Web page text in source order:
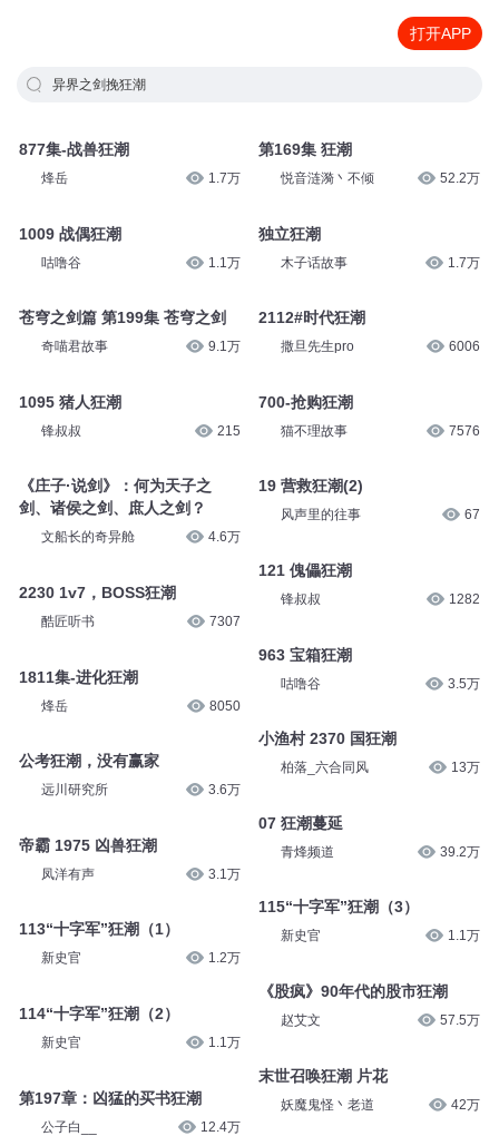
打开APP
异界之剑挽狂潮
877集-战兽狂潮
烽岳 1.7万
1009 战偶狂潮
咕噜谷 1.1万
苍穹之剑篇 第199集 苍穹之剑
奇喵君故事 9.1万
1095 猪人狂潮
锋叔叔 215
《庄子·说剑》：何为天子之
剑、诸侯之剑、庶人之剑？
文船长的奇异舱 4.6万
2230 1v7，BOSS狂潮
酷匠听书 7307
1811集-进化狂潮
烽岳 8050
公考狂潮，没有赢家
远川研究所 3.6万
帝霸 1975 凶兽狂潮
凤洋有声 3.1万
113“十字军”狂潮（1）
新史官 1.2万
114“十字军”狂潮（2）
新史官 1.1万
第197章：凶猛的买书狂潮
公子白__ 12.4万
第169集 狂潮
悦音涟漪丶不倾 52.2万
独立狂潮
木子话故事 1.7万
2112#时代狂潮
撒旦先生pro 6006
700-抢购狂潮
猫不理故事 7576
19 营救狂潮(2)
风声里的往事 67
121 傀儡狂潮
锋叔叔 1282
963 宝箱狂潮
咕噜谷 3.5万
小渔村 2370 国狂潮
柏落_六合同风 13万
07 狂潮蔓延
青烽频道 39.2万
115“十字军”狂潮（3）
新史官 1.1万
《股疯》90年代的股市狂潮
赵艾文 57.5万
末世召唤狂潮 片花
妖魔鬼怪丶老道 42万